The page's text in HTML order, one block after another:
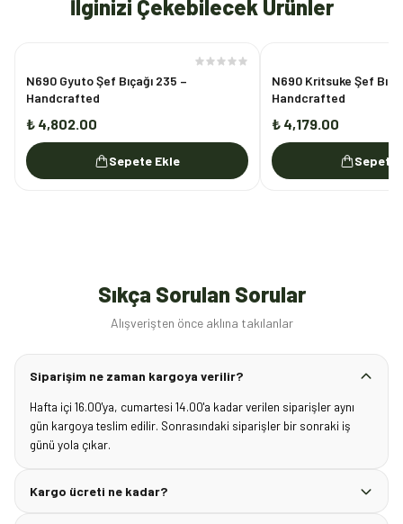
İlginizi Çekebilecek Ürünler
N690 Gyuto Şef Bıçağı 235 –
Handcrafted
₺ 4,802.00
Sepete Ekle
N690 Kritsuke Şef
Handcrafted
₺ 4,179.00
Sepete
Sıkça Sorulan Sorular
Alışverişten önce aklına takılanlar
Siparişim ne zaman kargoya verilir?
Hafta içi 16.00'ya, cumartesi 14.00'a kadar verilen siparişler aynı
gün kargoya teslim edilir. Sonrasındaki siparişler bir sonraki iş
günü yola çıkar.
Kargo ücreti ne kadar?